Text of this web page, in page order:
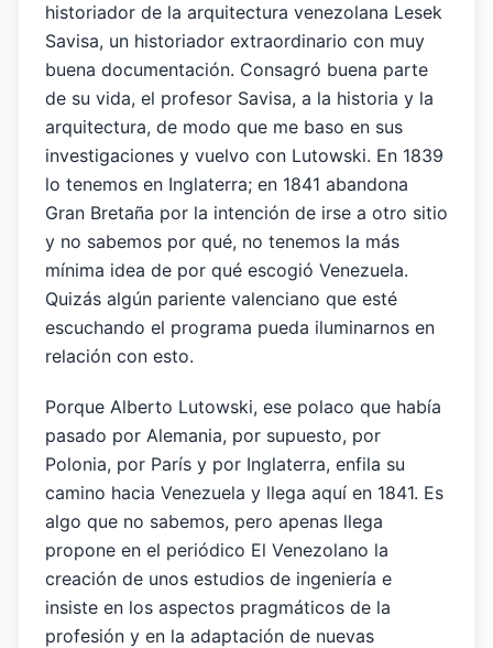
historiador de la arquitectura venezolana Lesek
Savisa, un historiador extraordinario con muy
buena documentación. Consagró buena parte
de su vida, el profesor Savisa, a la historia y la
arquitectura, de modo que me baso en sus
investigaciones y vuelvo con Lutowski. En 1839
lo tenemos en Inglaterra; en 1841 abandona
Gran Bretaña por la intención de irse a otro sitio
y no sabemos por qué, no tenemos la más
mínima idea de por qué escogió Venezuela.
Quizás algún pariente valenciano que esté
escuchando el programa pueda iluminarnos en
relación con esto.
Porque Alberto Lutowski, ese polaco que había
pasado por Alemania, por supuesto, por
Polonia, por París y por Inglaterra, enfila su
camino hacia Venezuela y llega aquí en 1841. Es
algo que no sabemos, pero apenas llega
propone en el periódico El Venezolano la
creación de unos estudios de ingeniería e
insiste en los aspectos pragmáticos de la
profesión y en la adaptación de nuevas